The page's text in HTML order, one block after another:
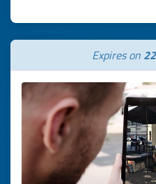
Expires on